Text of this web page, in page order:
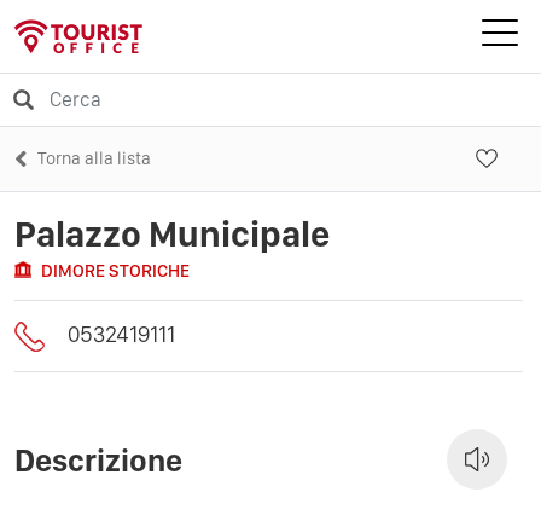
Torna alla lista
Palazzo Municipale
DIMORE STORICHE
0532419111
Descrizione